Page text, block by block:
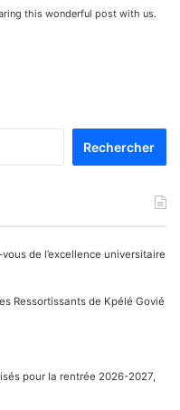
this wonderful post with us.
de l’excellence universitaire
Ressortissants de Kpélé Govié
pour la rentrée 2026-2027,